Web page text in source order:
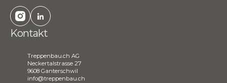
Kontakt
Treppenbau.ch AG
Neckertalstrasse 27
9608 Ganterschwil
info@treppenbau.ch